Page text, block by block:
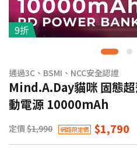
9折
通過3C、BSMI、NCC安全認證
Mind.A.Day貓咪 固態
動電源 10000mAh
定價 $1,990 網路限定價 $1,790